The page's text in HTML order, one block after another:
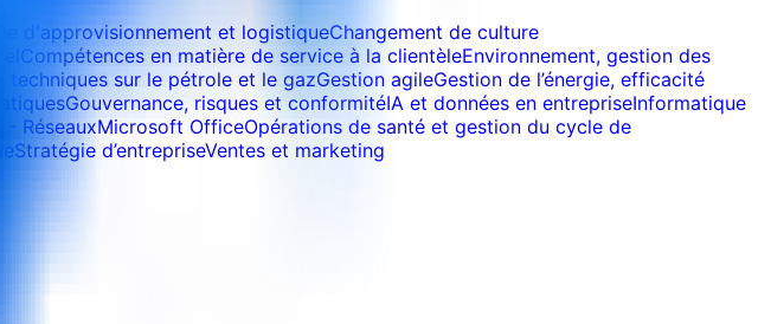
d'approvisionnement et logistiqueChangement de culture
Compétences en matière de service à la clientèleEnvironnement, gestion des
techniques sur le pétrole et le gazGestion agileGestion de l’énergie, efficacité
Gouvernance, risques et conformitéIA et données en entrepriseInformatique
- RéseauxMicrosoft OfficeOpérations de santé et gestion du cycle de
Stratégie d’entrepriseVentes et marketing